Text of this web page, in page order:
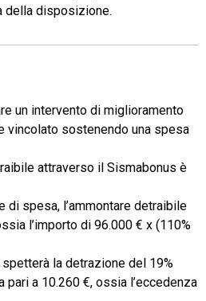
della disposizione.
un intervento di miglioramento
vincolato sostenendo una spesa
attraverso il Sismabonus è
di spesa, l’ammontare detraibile
l’importo di 96.000 € x (110%
la detrazione del 19%
pari a 10.260 €, ossia l’eccedenza